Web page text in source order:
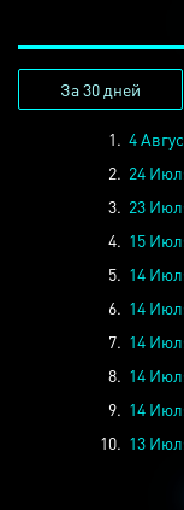
За 30 дней
1. 4
2. 24
3. 23
4. 15
5. 14
6. 14
7. 14
8. 14
9. 14
10. 13